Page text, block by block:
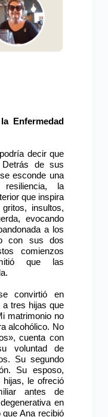
Enfermedad
decir que
de sus
esconde una
la
que inspira
insultos,
evocando
a los
con sus dos
comienzos
que las
convirtió en
a tres hijas que
matrimonio no
alcohólico. No
cuenta con
voluntad de
Su segundo
Su esposo,
le ofreció
antes de
en
Ana recibió